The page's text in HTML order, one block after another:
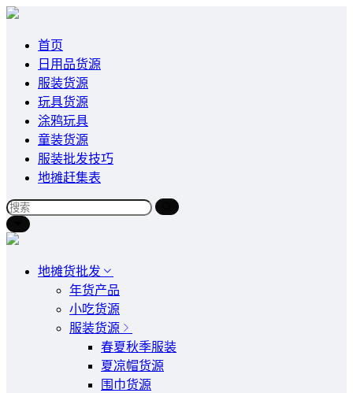
首页
日用品货源
服装货源
玩具货源
涂鸦玩具
童装货源
服装批发技巧
地摊赶集表
地摊货批发
年货产品
小吃货源
服装货源
春夏秋季服装
夏凉帽货源
围巾货源